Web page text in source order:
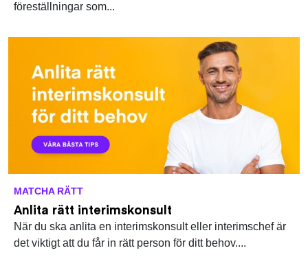
föreställningar som...
MATCHA RÄTT
Anlita rätt interimskonsult
När du ska anlita en interimskonsult eller interimschef är
det viktigt att du får in rätt person för ditt behov....